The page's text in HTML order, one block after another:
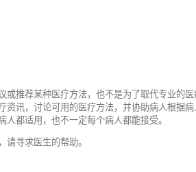
推荐某种医疗方法，也不是为了取代专业的
讯，讨论可用的医疗方法，并协助病人根据
都适用，也不一定每个病人都能接受。
寻求医生的帮助。